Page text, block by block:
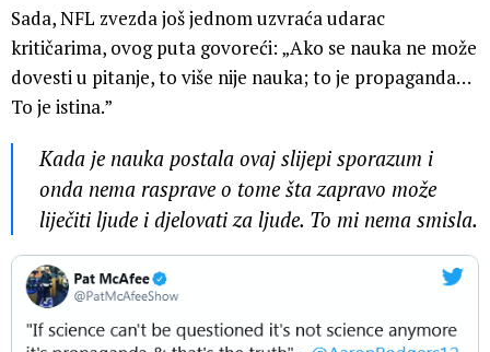
Sada, NFL zvezda još jednom uzvraća udarac
kritičarima, ovog puta govoreći: „Ako se nauka ne može
dovesti u pitanje, to više nije nauka; to je propaganda…
To je istina.”
Kada je nauka postala ovaj slijepi sporazum i
onda nema rasprave o tome šta zapravo može
liječiti ljude i djelovati za ljude. To mi nema smisla.